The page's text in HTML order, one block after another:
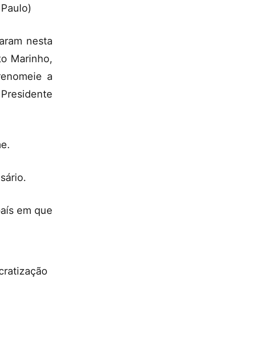
nesta
Marinho,
a
em que